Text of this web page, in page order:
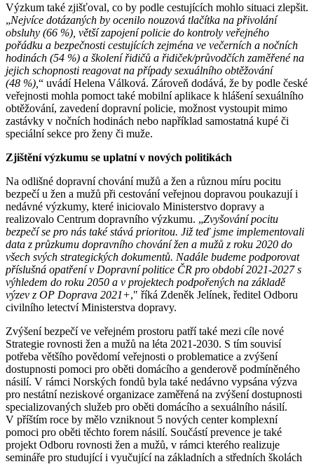
Výzkum také zjišťoval, co by podle cestujících mohlo situaci zlepšit.
„Nejvíce dotázaných by ocenilo nouzová tlačítka na přivolání
obsluhy (66 %), větší zapojení policie do kontroly veřejného
pořádku a bezpečnosti cestujících zejména ve večerních a nočních
hodinách (54 %) a školení řidičů a řidiček/průvodčích zaměřené na
jejich schopnosti reagovat na případy sexuálního obtěžování
(48 %), “ uvádí Helena Válková. Zároveň dodává, že by podle české
veřejnosti mohla pomoct také mobilní aplikace k hlášení sexuálního
obtěžování, zavedení dopravní policie, možnost vystoupit mimo
zastávky v nočních hodinách nebo například samostatná kupé či
speciální sekce pro ženy či muže.
Zjištění výzkumu se uplatní v nových politikách
Na odlišné dopravní chování mužů a žen a různou míru pocitu
bezpečí u žen a mužů při cestování veřejnou dopravou poukazují i
nedávné výzkumy, které iniciovalo Ministerstvo dopravy a
realizovalo Centrum dopravního výzkumu. „Zvyšování pocitu
bezpečí se pro nás také stává prioritou. Již teď jsme implementovali
data z průzkumu dopravního chování žen a mužů z roku 2020 do
všech svých strategických dokumentů. Nadále budeme podporovat
příslušná opatření v Dopravní politice ČR pro období 2021-2027 s
výhledem do roku 2050 a v projektech podpořených na základě
výzev z OP Doprava 2021+," říká Zdeněk Jelínek, ředitel Odboru
civilního letectví Ministerstva dopravy.
Zvýšení bezpečí ve veřejném prostoru patří také mezi cíle nové
Strategie rovnosti žen a mužů na léta 2021-2030. S tím souvisí
potřeba většího povědomí veřejnosti o problematice a zvýšení
dostupnosti pomoci pro oběti domácího a genderově podmíněného
násilí. V rámci Norských fondů byla také nedávno vypsána výzva
pro nestátní neziskové organizace zaměřená na zvýšení dostupnosti
specializovaných služeb pro oběti domácího a sexuálního násilí.
V příštím roce by mělo vzniknout 5 nových center komplexní
pomoci pro oběti těchto forem násilí. Součástí prevence je také
projekt Odboru rovnosti žen a mužů, v rámci kterého realizuje
semináře pro studující i vyučující na základních a středních školách